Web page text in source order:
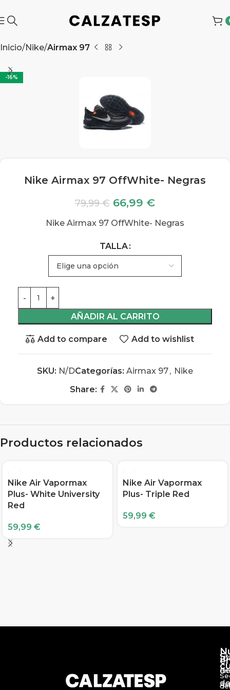
Inicio Nike Airmax 97
-16%
Nike Airmax 97 OffWhite- Negras
79,99€ 66,99 €
Nike Airmax 97 OffWhite- Negras
TALLA
AÑADIR AL CARRITO
Add to compare Add to wishlist
SKU: N/DCategorías: Airmax 97, Nike
Share:
Productos relacionados
Nike Air Vapormax
Plus- White University
Red
59,99 €
Nike Air Vapormax
Plus- Triple Red
59,99 €
de